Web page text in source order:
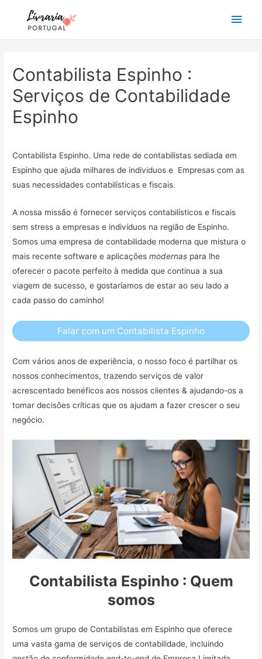
Main
Contabilista Espinho :
Serviços de Contabilidade
Espinho
Contabilista Espinho. Uma rede de contabilistas sediada em
Espinho que ajuda milhares de individuos e Empresas com as
suas necessidades contabilísticas e fiscais.
A nossa missão é fornecer serviços contabilísticos e fiscais
sem stress a empresas e indivíduos na região de Espinho.
Somos uma empresa de contabilidade moderna que mistura o
mais recente software e aplicaçõesmodernas para lhe
oferecer o pacote perfeito à medida que continua a sua
viagem de sucesso, e gostaríamos de estar ao seu lado a
cada passo do caminho!
Falar com um Contabilista Espinho
Com vários anos de experiência, o nosso foco é partilhar os
nossos conhecimentos, trazendo serviços de valor
acrescentado benéficos aos nossos clientes & ajudando-os a
tomar decisões críticas que os ajudam a fazer crescer o seu
negócio.
Contabilista Espinho : Quem
somos
Somos um grupo de Contabilistas em Espinho que oferece
uma vasta gama de serviços de contabilidade, incluindo